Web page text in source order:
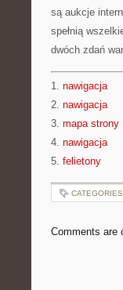
są aukcje
spełnią
dwóch zdań
1. nawigacja
2. nawigacja
3. mapa strony
4. nawigacja
5. felietony
Comments are